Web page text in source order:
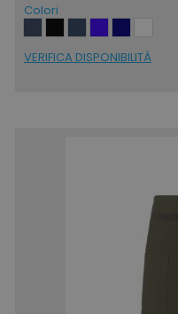
Colori
VERIFICA DISPONIBILITÁ